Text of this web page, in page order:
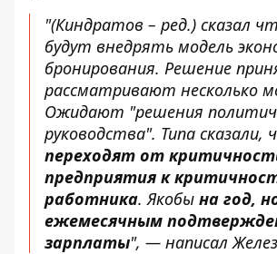
"(Киндратов – ред.) сказал
будут внедрять модель
бронирования. Решение
рассматривают несколько
Ожидают "решения
руководства". Типа сказали,
переходят от
предприятия к
работника. Якобы на год,
ежемесячным
зарплаты", — написал